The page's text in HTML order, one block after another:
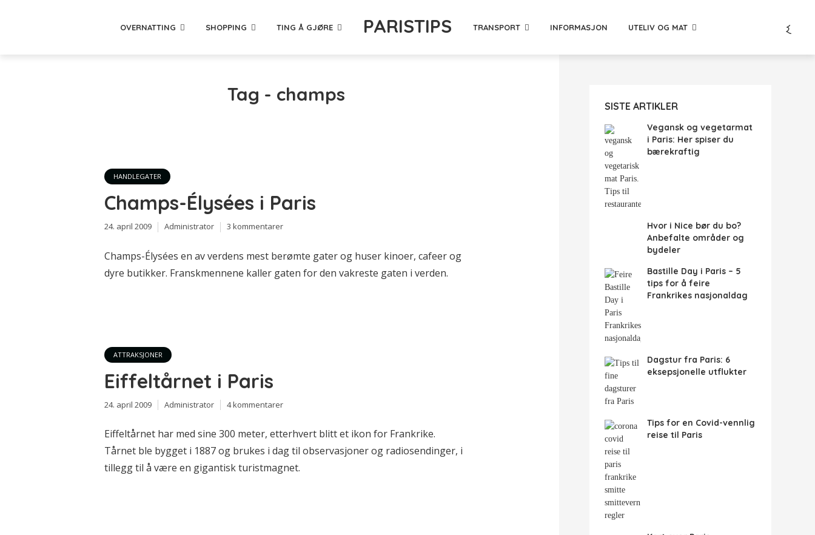
OVERNATTING SHOPPING TING Å GJØRE PARISTIPS TRANSPORT INFORMASJON UTELIV OG MAT
Tag - champs
HANDLEGATER
Champs-Élysées i Paris
24. april 2009 Administrator 3 kommentarer
Champs-Élysées en av verdens mest berømte gater og huser kinoer, cafeer og
dyre butikker. Franskmennene kaller gaten for den vakreste gaten i verden.
ATTRAKSJONER
Eiffeltårnet i Paris
24. april 2009 Administrator 4 kommentarer
Eiffeltårnet har med sine 300 meter, etterhvert blitt et ikon for Frankrike.
Tårnet ble bygget i 1887 og brukes i dag til observasjoner og radiosendinger, i
tillegg til å være en gigantisk turistmagnet.
SISTE ARTIKLER
Vegansk og vegetarmat
i Paris: Her spiser du
bærekraftig
Hvor i Nice bør du bo?
Anbefalte områder og
bydeler
Bastille Day i Paris – 5
tips for å feire
Frankrikes nasjonaldag
Dagstur fra Paris: 6
eksepsjonelle utflukter
Tips for en Covid-vennlig
reise til Paris